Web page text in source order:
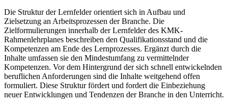
Die Struktur der Lernfelder orientiert sich in Aufbau und
Zielsetzung an Arbeitsprozessen der Branche. Die
Zielformulierungen innerhalb der Lernfelder des KMK-
Rahmenlehrplanes beschreiben den Qualifikationsstand und die
Kompetenzen am Ende des Lernprozesses. Ergänzt durch die
Inhalte umfassen sie den Mindestumfang zu vermittelnder
Kompetenzen. Vor dem Hintergrund der sich schnell entwickelnden
beruflichen Anforderungen sind die Inhalte weitgehend offen
formuliert. Diese Struktur fördert und fordert die Einbeziehung
neuer Entwicklungen und Tendenzen der Branche in den Unterricht.